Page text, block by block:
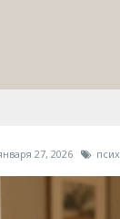
27, 2026